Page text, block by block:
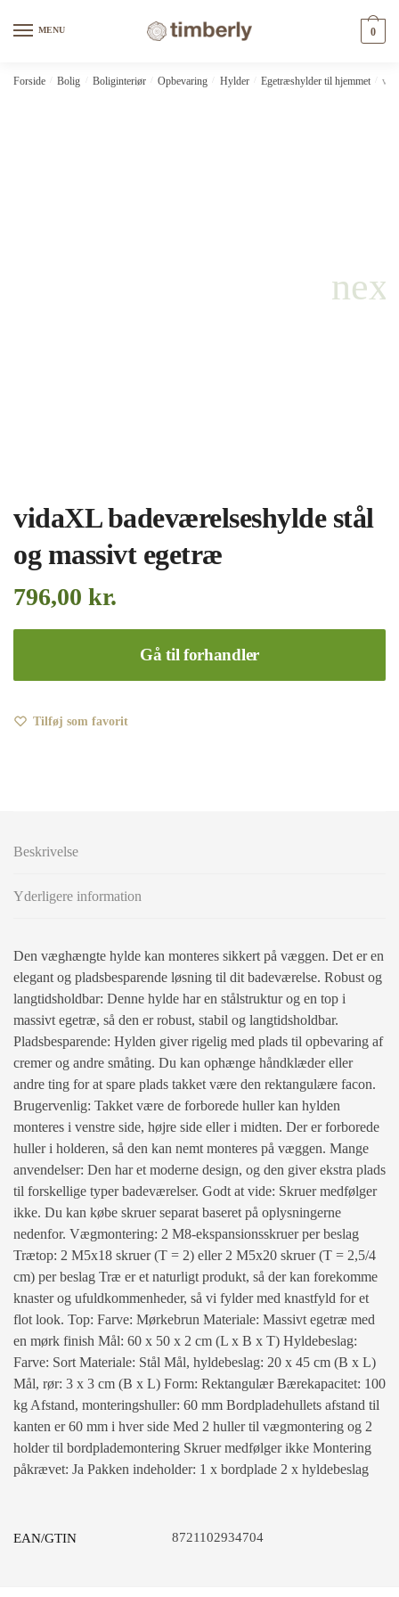
MENU 0
Forside Bolig Boliginteriør Opbevaring Hylder Egetræshylder til hjemmet
vidaXL badeværelseshylde stål
og massivt egetræ
796,00 kr.
Gå til forhandler
Tilføj som favorit
Beskrivelse
Yderligere information
Den væghængte hylde kan monteres sikkert på væggen. Det er en
elegant og pladsbesparende løsning til dit badeværelse. Robust og
langtidsholdbar: Denne hylde har en stålstruktur og en top i
massivt egetræ, så den er robust, stabil og langtidsholdbar.
Pladsbesparende: Hylden giver rigelig med plads til opbevaring af
cremer og andre småting. Du kan ophænge håndklæder eller
andre ting for at spare plads takket være den rektangulære facon.
Brugervenlig: Takket være de forborede huller kan hylden
monteres i venstre side, højre side eller i midten. Der er forborede
huller i holderen, så den kan nemt monteres på væggen. Mange
anvendelser: Den har et moderne design, og den giver ekstra plads
til forskellige typer badeværelser. Godt at vide: Skruer medfølger
ikke. Du kan købe skruer separat baseret på oplysningerne
nedenfor. Vægmontering: 2 M8-ekspansionsskruer per beslag
Trætop: 2 M5x18 skruer (T = 2) eller 2 M5x20 skruer (T = 2,5/4
cm) per beslag Træ er et naturligt produkt, så der kan forekomme
knaster og ufuldkommenheder, så vi fylder med knastfyld for et
flot look. Top: Farve: Mørkebrun Materiale: Massivt egetræ med
en mørk finish Mål: 60 x 50 x 2 cm (L x B x T) Hyldebeslag:
Farve: Sort Materiale: Stål Mål, hyldebeslag: 20 x 45 cm (B x L)
Mål, rør: 3 x 3 cm (B x L) Form: Rektangulær Bærekapacitet: 100
kg Afstand, monteringshuller: 60 mm Bordpladehullets afstand til
kanten er 60 mm i hver side Med 2 huller til vægmontering og 2
holder til bordplademontering Skruer medfølger ikke Montering
påkrævet: Ja Pakken indeholder: 1 x bordplade 2 x hyldebeslag
EAN/GTIN 8721102934704